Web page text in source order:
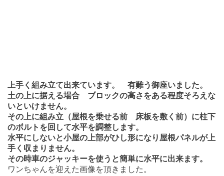
上手く組み立て出来ています。 有難う御座いました。
土の上に据える場合 ブロックの高さをある程度そろえな
いといけません。
その上に組み立（屋根を乗せる前 床板を敷く前）に柱下
のボルトを回して水平を調整します。
水平にしないと小屋の上部がひし形になり屋根パネルが上
手く収まりません。
その時車のジャッキーを使うと簡単に水平に出来ます。
ワンちゃんを迎えた画像を頂きました。